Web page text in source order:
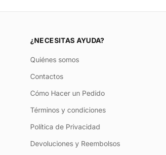
¿NECESITAS AYUDA?
Quiénes somos
Contactos
Cómo Hacer un Pedido
Términos y condiciones
Política de Privacidad
Devoluciones y Reembolsos